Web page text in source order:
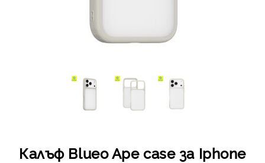
Калъф Blueo Ape case за Iphone